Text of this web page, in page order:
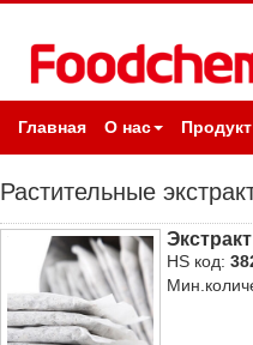
Главная О нас Продукт
Растительные
HS код: